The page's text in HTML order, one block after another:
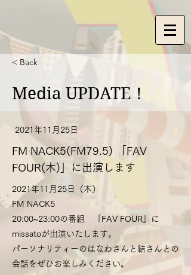
< Back
Media UPDATE！
2021年11月25日
FM NACK5(FM79.5) 「FAV
FOUR(木)」に出演します
2021年11月25日（木）
FM NACK5
20:00~23:00の番組 「FAV FOUR」に
missatoが出演いたします。
パーソナリティーのはなわさんと結さんとの
会話をぜひお楽しみください。